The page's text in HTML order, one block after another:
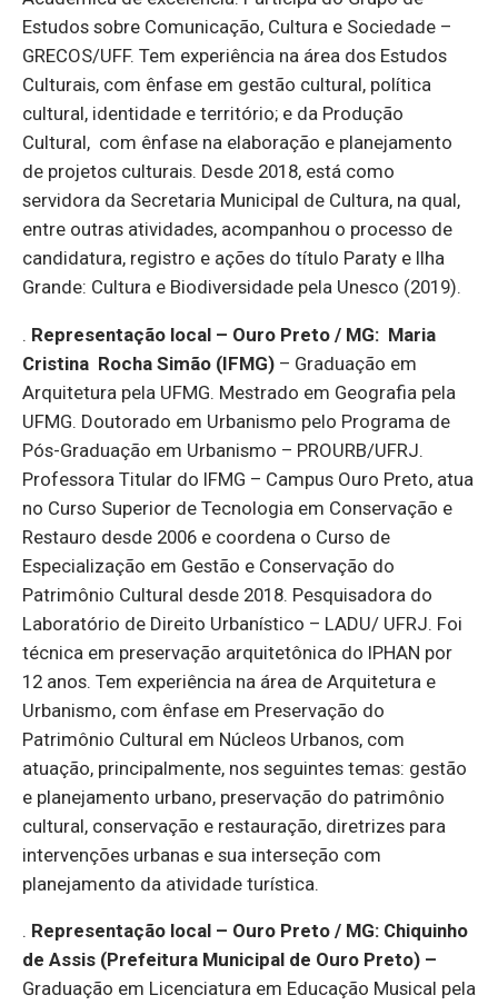
Estudos sobre Comunicação, Cultura e Sociedade –
GRECOS/UFF. Tem experiência na área dos Estudos
Culturais, com ênfase em gestão cultural, política
cultural, identidade e território; e da Produção
Cultural, com ênfase na elaboração e planejamento
de projetos culturais. Desde 2018, está como
servidora da Secretaria Municipal de Cultura, na qual,
entre outras atividades, acompanhou o processo de
candidatura, registro e ações do título Paraty e Ilha
Grande: Cultura e Biodiversidade pela Unesco (2019).
. Representação local – Ouro Preto / MG: Maria
Cristina Rocha Simão (IFMG) – Graduação em
Arquitetura pela UFMG. Mestrado em Geografia pela
UFMG. Doutorado em Urbanismo pelo Programa de
Pós-Graduação em Urbanismo – PROURB/UFRJ.
Professora Titular do IFMG – Campus Ouro Preto, atua
no Curso Superior de Tecnologia em Conservação e
Restauro desde 2006 e coordena o Curso de
Especialização em Gestão e Conservação do
Patrimônio Cultural desde 2018. Pesquisadora do
Laboratório de Direito Urbanístico – LADU/ UFRJ. Foi
técnica em preservação arquitetônica do IPHAN por
12 anos. Tem experiência na área de Arquitetura e
Urbanismo, com ênfase em Preservação do
Patrimônio Cultural em Núcleos Urbanos, com
atuação, principalmente, nos seguintes temas: gestão
e planejamento urbano, preservação do patrimônio
cultural, conservação e restauração, diretrizes para
intervenções urbanas e sua interseção com
planejamento da atividade turística.
. Representação local – Ouro Preto / MG: Chiquinho
de Assis (Prefeitura Municipal de Ouro Preto) –
Graduação em Licenciatura em Educação Musical pela